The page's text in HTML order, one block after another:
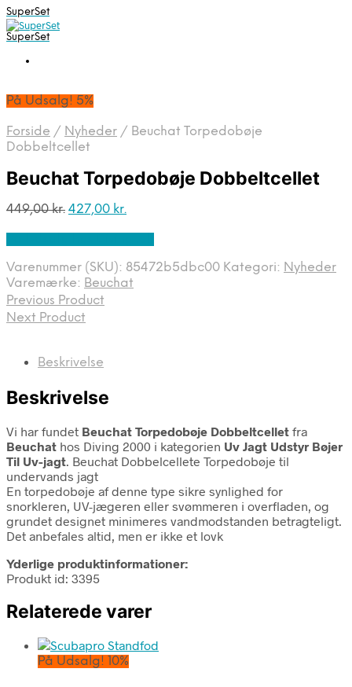
SuperSet
SuperSet
På Udsalg! 5%
Forside / Nyheder / Beuchat Torpedobøje
Dobbeltcellet
Beuchat Torpedobøje Dobbeltcellet
449,00kr. Den
449,00 kr..
427,00 kr.Den
427,00 kr..
Varenummer (SKU): 85472b5dbc00 Kategori: Nyheder
Varemærke: Beuchat
Previous Product
Next Product
Beskrivelse
Beskrivelse
Vi har fundet Beuchat Torpedobøje Dobbeltcellet fra
Beuchat hos Diving 2000 i kategorien Uv Jagt Udstyr Bøjer
Til Uv-jagt. Beuchat Dobbelcellete Torpedobøje til
undervands jagt
En torpedobøje af denne type sikre synlighed for
snorkleren, UV-jægeren eller svømmeren i overfladen, og
grundet designet minimeres vandmodstanden betragteligt.
Det anbefales altid, men er ikke et lovk
Yderlige produktinformationer:
Produkt id: 3395
Relaterede varer
På Udsalg! 10%